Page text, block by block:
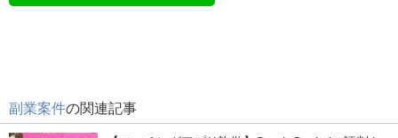
副業案件の関連記事